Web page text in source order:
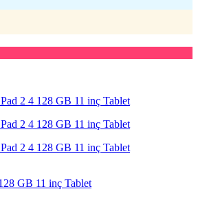
GB 11 inç Tablet